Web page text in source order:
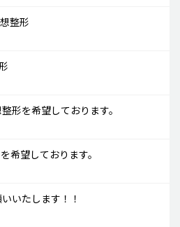
整形
形を希望しております。
希望しております。
いたします！！